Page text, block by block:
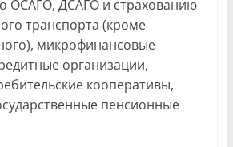
ОСАГО, ДСАГО и страхованию
транспорта (кроме
микрофинансовые
организации,
кооперативы,
пенсионные